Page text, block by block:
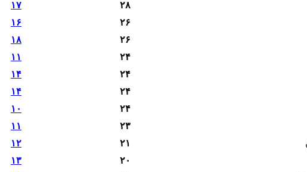
۲۸ ۱۷
۲۶ ۱۶
۲۶ ۱۸
۲۴ ۱۱
۲۴ ۱۴
۲۴ ۱۴
۲۴ ۱۰
۲۳ ۱۱
۲۱
۱۲
۲۰ ۱۳